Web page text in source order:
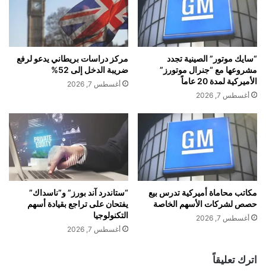
ة
ي
ي
ط
ن
ا
.
م
ا
ل
؟
ن
ت
ا
ي
ط
ب
ع
ة
ا
ل
م
و
ا
ل
ق
ت
“سايك موتور” الصينية تجدد
مشروعها مع “جنرال موتورز”
الأميركية لمدة 20 عاماً
أغسطس 7, 2026
مركز دراسات بريطاني يدعو لرفع
ضريبة الدخل إلى 52%
أغسطس 7, 2026
مكاتب محاماة أميركية تدرس بيع
حصص لشركات الأسهم الخاصة
أغسطس 7, 2026
“ستاندرد آند بورز” و”ناسداك”
يفتحان على تراجع بقيادة أسهم
التكنولوجيا
أغسطس 7, 2026
اترك تعليقاً